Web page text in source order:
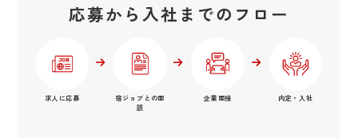
応募から入社までのフロー
求人に応募
宿ジョブとの面
談
企業面接 内定・入社